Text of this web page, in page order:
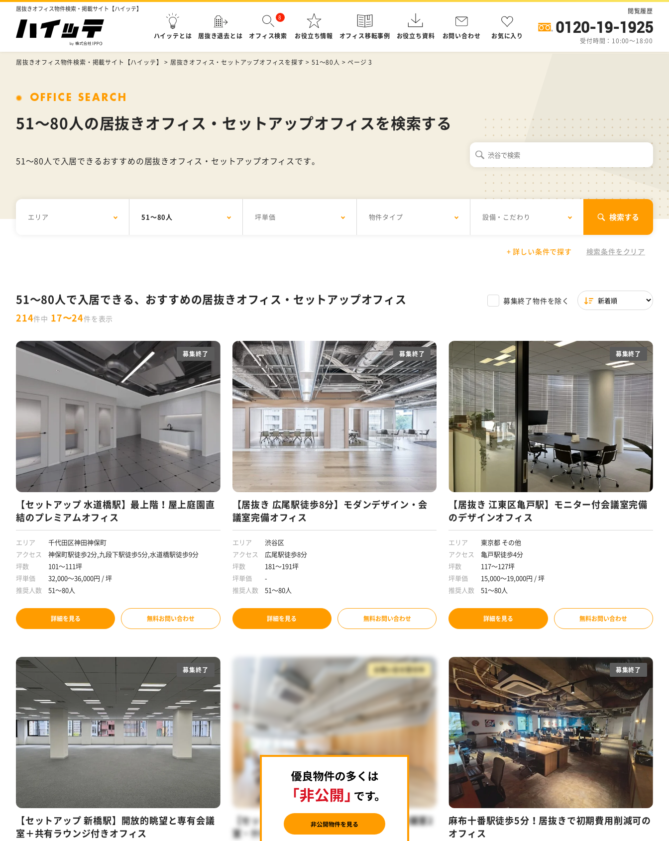
居抜きオフィス物件検索・掲載サイト【ハイッテ】
ハイッテとは 居抜き退去とは オフィス検索 お役立ち情報 オフィス移転事例 お役立ち資料 お問い合わせ お気に入り
閲覧履歴
0120-19-1925
受付時間：10:00～18:00
居抜きオフィス物件検索・掲載サイト【ハイッテ】 > 居抜きオフィス・セットアップオフィスを探す >51～80人 >ページ 3
OFFICE SEARCH
51～80人の居抜きオフィス・セットアップオフィスを検索する
51～80人で入居できるおすすめの居抜きオフィス・セットアップオフィスです。
エリア 51～80人 坪単価 物件タイプ 設備・こだわり 検索する
東京都 その他
特集一覧
ラウンジ・テラス・バルコニーがあるオフィス
木目調オフィス特集 ファミレス席
天井高2.7m以上
スタートアップ企業向け東京都の30坪以下オフィス特集
10人以下 11～30人 31～50人 51～80人 81人以上
30,001円以上
シェアオフィス
駐輪場あり
築浅
セントラル空調
OAフロア 天井が高い 個別空調 貸会議室あり ラウンジ
フリーレント
+ 詳しい条件で探す 検索条件をクリア
51～80人で入居できる、おすすめの居抜きオフィス・セットアップオフィス
214件中 17〜24件を表示
募集終了物件を除く
募集終了
【セットアップ 水道橋駅】最上階！屋上庭園直
結のプレミアムオフィス
エリア
千代田区神田神保町
アクセス
神保町駅徒歩2分,九段下駅徒歩5分,水道橋駅徒歩9分
坪数
101～111坪
坪単価
32,000～36,000円 / 坪
推奨人数
51～80人
詳細を見る 無料お問い合わせ
募集終了
【居抜き 広尾駅徒歩8分】モダンデザイン・会
議室完備オフィス
エリア
渋谷区
アクセス
広尾駅徒歩8分
坪数
181～191坪
坪単価
-
推奨人数
51～80人
詳細を見る 無料お問い合わせ
募集終了
【居抜き 江東区亀戸駅】モニター付会議室完備
のデザインオフィス
エリア
東京都 その他
アクセス
亀戸駅徒歩4分
坪数
117～127坪
坪単価
15,000～19,000円 / 坪
推奨人数
51～80人
詳細を見る 無料お問い合わせ
募集終了
【セットアップ 新橋駅】開放的眺望と専有会議
室＋共有ラウンジ付きオフィス
募集終了
麻布十番駅徒歩5分！居抜きで初期費用削減可の
オフィス
お問い合せ受付中
【セットアップ 四谷三丁目駅徒歩2分】会議室2
室・什器付きデザインオフィス